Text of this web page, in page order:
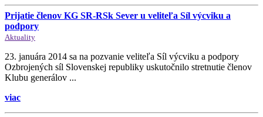
Prijatie členov KG SR-RSk Sever u veliteľa Síl výcviku a
podpory
Aktuality
23. januára 2014 sa na pozvanie veliteľa Síl výcviku a podpory
Ozbrojených síl Slovenskej republiky uskutočnilo stretnutie členov
Klubu generálov ...
viac